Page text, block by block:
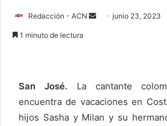
Redacción - ACN
r
u
n
junio 23, 2023
1 minuto de lectura
San José. La cantante
encuentra de vacaciones en
hijos Sasha y Milan y su